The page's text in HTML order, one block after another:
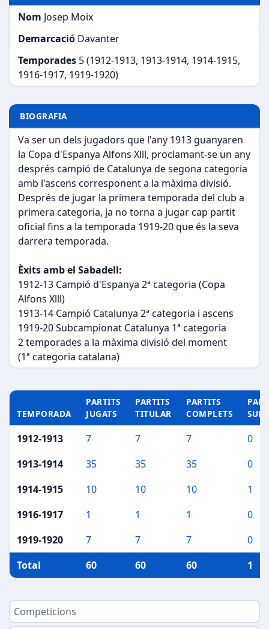
Nom Josep Moix
Demarcació Davanter
Temporades 5 (1912-1913, 1913-1914, 1914-1915,
1916-1917, 1919-1920)
BIOGRAFIA
Va ser un dels jugadors que l'any 1913 guanyaren
la Copa d'Espanya Alfons Xlll, proclamant-se un any
després campió de Catalunya de segona categoria
amb l'ascens corresponent a la màxima divisió.
Després de jugar la primera temporada del club a
primera categoria, ja no torna a jugar cap partit
oficial fins a la temporada 1919-20 que és la seva
darrera temporada.
Èxits amb el Sabadell:
1912-13 Campió d'Espanya 2ª categoria (Copa
Alfons Xlll)
1913-14 Campió Catalunya 2ª categoria i ascens
1919-20 Subcampionat Catalunya 1ª categoria
2 temporades a la màxima divisió del moment
(1ª categoria catalana)
TEMPORADA
PARTITS
JUGATS
PARTITS
TITULAR
PARTITS
COMPLETS
1912-1913 7 7 7
0
1913-1914
35 35 35
0
1914-1915
10 10 10
1
1916-1917
1 1 1
0
1919-1920
7 7 7
0
Total
60 60 60 1